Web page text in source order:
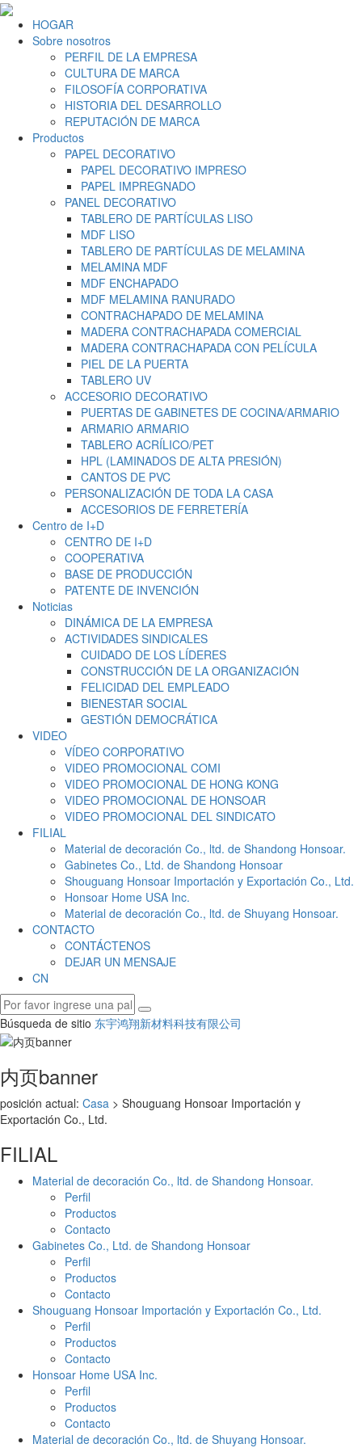
HOGAR
Sobre nosotros
PERFIL DE LA EMPRESA
CULTURA DE MARCA
FILOSOFÍA CORPORATIVA
HISTORIA DEL DESARROLLO
REPUTACIÓN DE MARCA
Productos
PAPEL DECORATIVO
PAPEL DECORATIVO IMPRESO
PAPEL IMPREGNADO
PANEL DECORATIVO
TABLERO DE PARTÍCULAS LISO
MDF LISO
TABLERO DE PARTÍCULAS DE MELAMINA
MELAMINA MDF
MDF ENCHAPADO
MDF MELAMINA RANURADO
CONTRACHAPADO DE MELAMINA
MADERA CONTRACHAPADA COMERCIAL
MADERA CONTRACHAPADA CON PELÍCULA
PIEL DE LA PUERTA
TABLERO UV
ACCESORIO DECORATIVO
PUERTAS DE GABINETES DE COCINA/ARMARIO
ARMARIO ARMARIO
TABLERO ACRÍLICO/PET
HPL (LAMINADOS DE ALTA PRESIÓN)
CANTOS DE PVC
PERSONALIZACIÓN DE TODA LA CASA
ACCESORIOS DE FERRETERÍA
Centro de I+D
CENTRO DE I+D
COOPERATIVA
BASE DE PRODUCCIÓN
PATENTE DE INVENCIÓN
Noticias
DINÁMICA DE LA EMPRESA
ACTIVIDADES SINDICALES
CUIDADO DE LOS LÍDERES
CONSTRUCCIÓN DE LA ORGANIZACIÓN
FELICIDAD DEL EMPLEADO
BIENESTAR SOCIAL
GESTIÓN DEMOCRÁTICA
VIDEO
VÍDEO CORPORATIVO
VIDEO PROMOCIONAL COMI
VIDEO PROMOCIONAL DE HONG KONG
VIDEO PROMOCIONAL DE HONSOAR
VIDEO PROMOCIONAL DEL SINDICATO
FILIAL
Material de decoración Co., ltd. de Shandong Honsoar.
Gabinetes Co., Ltd. de Shandong Honsoar
Shouguang Honsoar Importación y Exportación Co., Ltd.
Honsoar Home USA Inc.
Material de decoración Co., ltd. de Shuyang Honsoar.
CONTACTO
CONTÁCTENOS
DEJAR UN MENSAJE
CN
Búsqueda de sitio 东宇鸿翔新材料科技有限公司
内页banner
posición actual: Casa > Shouguang Honsoar Importación y
Exportación Co., Ltd.
FILIAL
Material de decoración Co., ltd. de Shandong Honsoar.
Perfil
Productos
Contacto
Gabinetes Co., Ltd. de Shandong Honsoar
Perfil
Productos
Contacto
Shouguang Honsoar Importación y Exportación Co., Ltd.
Perfil
Productos
Contacto
Honsoar Home USA Inc.
Perfil
Productos
Contacto
Material de decoración Co., ltd. de Shuyang Honsoar.